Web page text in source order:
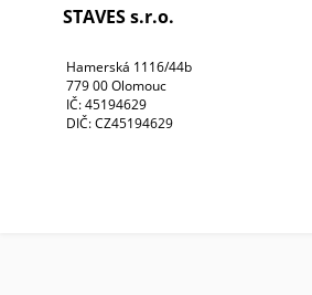
STAVES s.r.o.
Hamerská 1116/44b
779 00 Olomouc
IČ: 45194629
DIČ: CZ45194629